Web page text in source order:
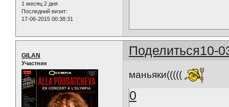
1 месяц 2 дня
Последний визит:
17-06-2015 00:38:31
Поделиться10-
GILAN
Участник
маньяки(((((
0